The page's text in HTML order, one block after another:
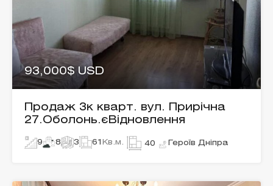
93,000$ USD
Продаж 3к кварт. вул. Прирічна
27.Оболонь.єВідновлення
9 8 3 61 Кв.м. 40 Героїв Дніпра